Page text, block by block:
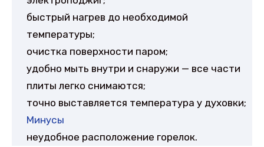
быстрый нагрев до необходимой
температуры;
очистка поверхности паром;
удобно мыть внутри и снаружи — все части
плиты легко снимаются;
точно выставляется температура у духовки;
Минусы
неудобное расположение горелок.